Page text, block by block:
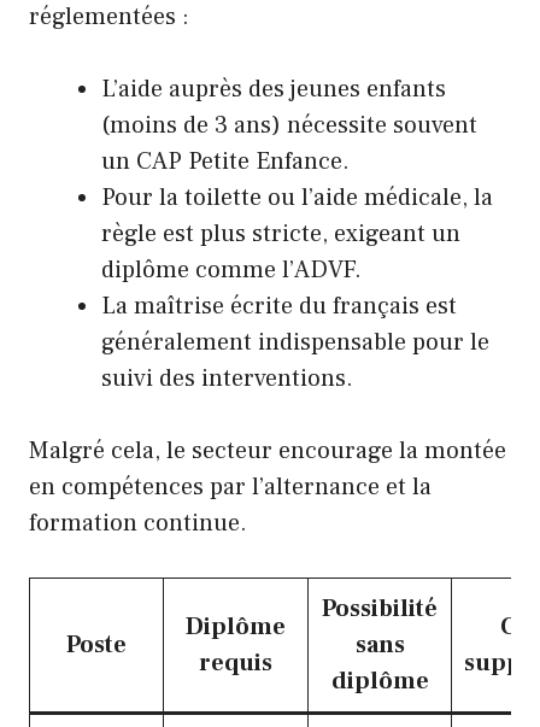
réglementées :
L’aide auprès des jeunes enfants
(moins de 3 ans) nécessite souvent
un CAP Petite Enfance.
Pour la toilette ou l’aide médicale, la
règle est plus stricte, exigeant un
diplôme comme l’ADVF.
La maîtrise écrite du français est
généralement indispensable pour le
suivi des interventions.
Malgré cela, le secteur encourage la montée
en compétences par l’alternance et la
formation continue.
Poste
Diplôme
requis
Possibilité
sans
diplôme